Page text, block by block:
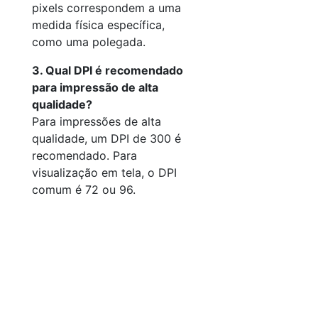
pixels correspondem a uma
medida física específica,
como uma polegada.
3. Qual DPI é recomendado
para impressão de alta
qualidade?
Para impressões de alta
qualidade, um DPI de 300 é
recomendado. Para
visualização em tela, o DPI
comum é 72 ou 96.